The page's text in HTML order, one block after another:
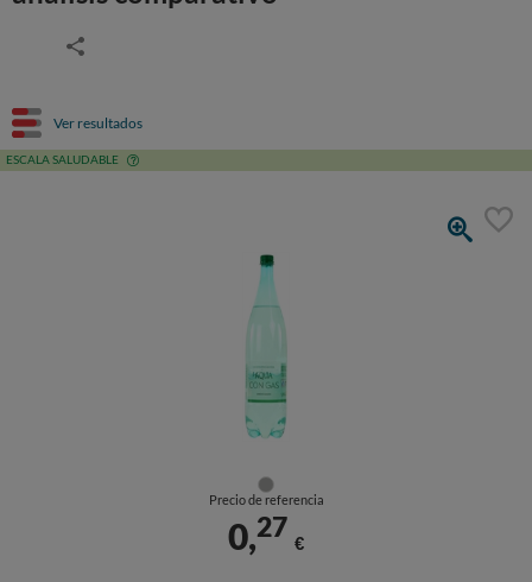
Ver resultados
ESCALA SALUDABLE
Precio de referencia
0,27
€